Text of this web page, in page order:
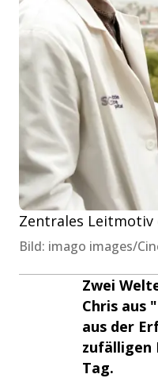
Zentrales Leitmotiv
Bild: imago images/
Zwei
Chris aus
aus der
zufälligen
Tag.